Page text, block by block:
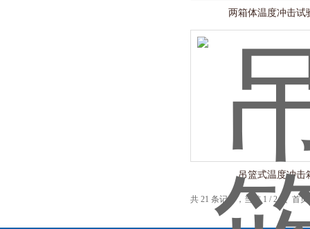
两箱体温度冲击试
吊篮式温度冲击
共 21 条记录，当前 1 / 2 页 首